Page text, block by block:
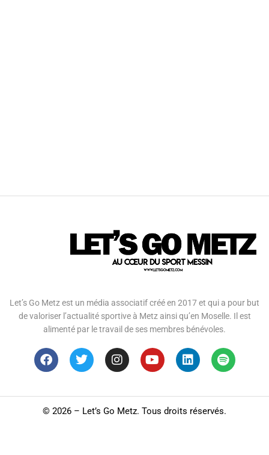
Let’s Go Metz est un média associatif créé en 2017 et qui a pour but
de valoriser l’actualité sportive à Metz ainsi qu’en Moselle. Il est
alimenté par le travail de ses membres bénévoles.
© 2026 – Let’s Go Metz. Tous droits réservés.